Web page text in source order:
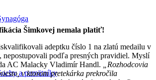
a pamätníky
Šimkovej nemala platiť!
adeptku číslo 1 na zlatú medailu v
nepostupovali podľa presných pravidiel. Myslí
AC Malacky Vladimír Handl.
„Rozhodcovia
v ktorom pretekárka prekročila